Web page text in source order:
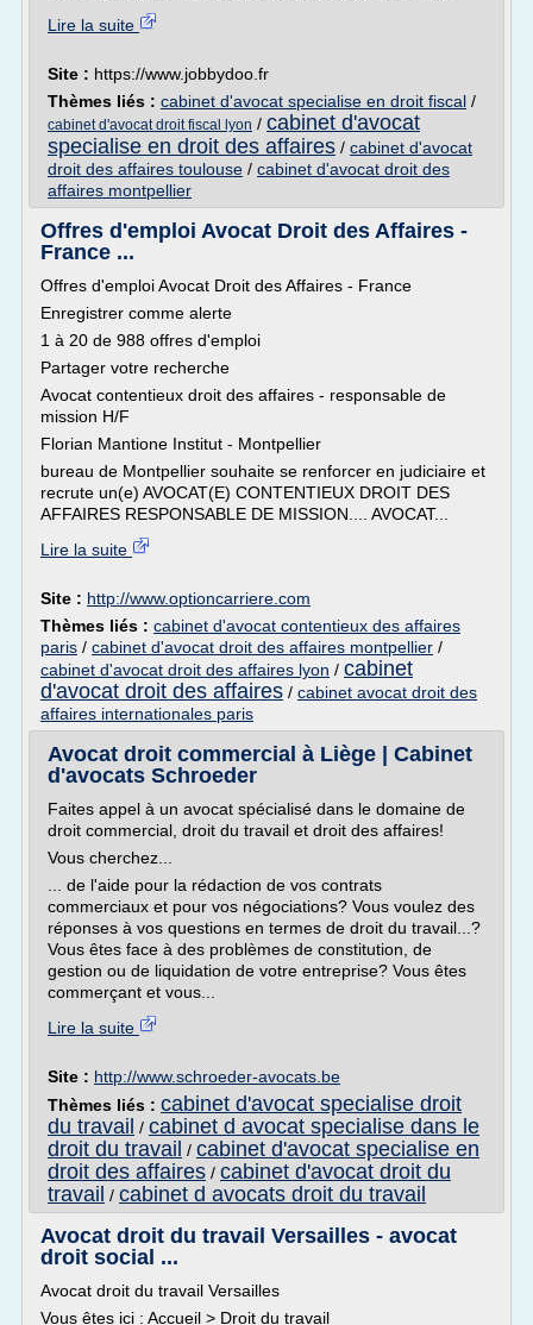
Lire la suite
Site : https://www.jobbydoo.fr
Thèmes liés : cabinet d'avocat specialise en droit fiscal /
cabinet d'avocat droit fiscal lyon / cabinet d'avocat
specialise en droit des affaires / cabinet d'avocat
droit des affaires toulouse / cabinet d'avocat droit des
affaires montpellier
Offres d'emploi Avocat Droit des Affaires -
France ...
Offres d'emploi Avocat Droit des Affaires - France
Enregistrer comme alerte
1 à 20 de 988 offres d'emploi
Partager votre recherche
Avocat contentieux droit des affaires - responsable de
mission H/F
Florian Mantione Institut - Montpellier
bureau de Montpellier souhaite se renforcer en judiciaire et
recrute un(e) AVOCAT(E) CONTENTIEUX DROIT DES
AFFAIRES RESPONSABLE DE MISSION.... AVOCAT...
Lire la suite
Site : http://www.optioncarriere.com
Thèmes liés : cabinet d'avocat contentieux des affaires
paris / cabinet d'avocat droit des affaires montpellier /
cabinet d'avocat droit des affaires lyon / cabinet
d'avocat droit des affaires / cabinet avocat droit des
affaires internationales paris
Avocat droit commercial à Liège | Cabinet
d'avocats Schroeder
Faites appel à un avocat spécialisé dans le domaine de
droit commercial, droit du travail et droit des affaires!
Vous cherchez...
... de l'aide pour la rédaction de vos contrats
commerciaux et pour vos négociations? Vous voulez des
réponses à vos questions en termes de droit du travail...?
Vous êtes face à des problèmes de constitution, de
gestion ou de liquidation de votre entreprise? Vous êtes
commerçant et vous...
Lire la suite
Site : http://www.schroeder-avocats.be
Thèmes liés : cabinet d'avocat specialise droit
du travail / cabinet d avocat specialise dans le
droit du travail / cabinet d'avocat specialise en
droit des affaires / cabinet d'avocat droit du
travail / cabinet d avocats droit du travail
Avocat droit du travail Versailles - avocat
droit social ...
Avocat droit du travail Versailles
Vous êtes ici : Accueil > Droit du travail